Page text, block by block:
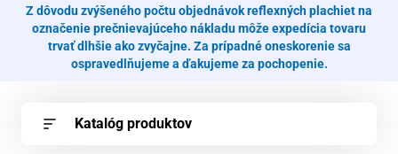
Z dôvodu zvýšeného počtu objednávok reflexných plachiet na
označenie prečnievajúceho nákladu môže expedícia tovaru
trvať dlhšie ako zvyčajne. Za prípadné oneskorenie sa
ospravedlňujeme a ďakujeme za pochopenie.
Katalóg produktov